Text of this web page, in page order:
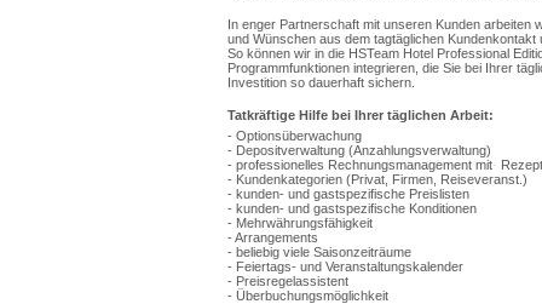
In enger Partnerschaft mit unseren Kunden arbeiten
und Wünschen aus dem tagtäglichen
So können wir in die HSTeam Hotel Professional
Programmfunktionen integrieren, die Sie bei Ihrer
Investition so dauerhaft sichern.
Tatkräftige Hilfe bei Ihrer täglichen Arbeit:
- Optionsüberwachung
- Depositverwaltung (Anzahlungsverwaltung)
- professionelles Rechnungsmanagement mit-
- Kundenkategorien (Privat, Firmen, Reiseveranst.)
- kunden- und gastspezifische Preislisten
- kunden- und gastspezifische Konditionen
- Mehrwährungsfähigkeit
- Arrangements
- beliebig viele Saisonzeiträume
- Feiertags- und Veranstaltungskalender
- Preisregelassistent
- Überbuchungsmöglichkeit